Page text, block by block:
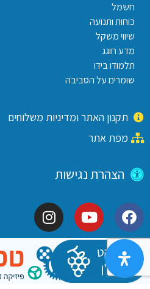
חשמל
כוחות ותנועה
שיווי משקל
מדע חוגג
תלמודו בידו
שומרים על הסביבה
תקנון האתר ומדיניות משלוחים
מפת אתר
הצהרת נגישות